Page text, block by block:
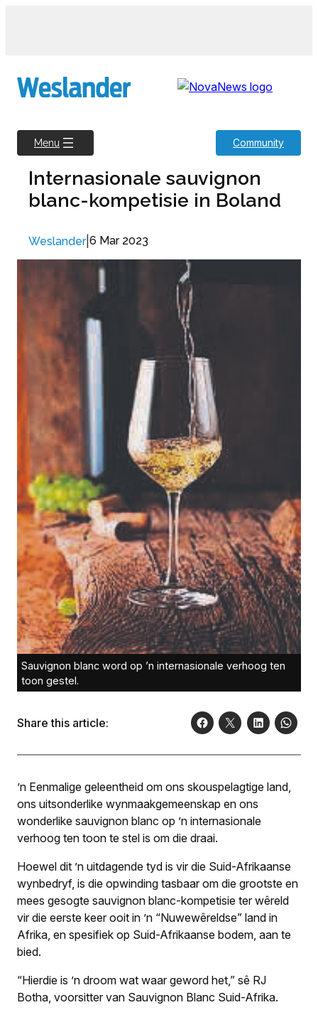
Menu Community
Internasionale sauvignon
blanc-kompetisie in Boland
Weslander| 6 Mar 2023
Sauvignon blanc word op ’n internasionale verhoog ten
toon gestel.
Share this article:
’n Eenmalige geleentheid om ons skouspelagtige land,
ons uitsonderlike wynmaakgemeenskap en ons
wonderlike sauvignon blanc op ’n internasionale
verhoog ten toon te stel is om die draai.
Hoewel dit ’n uitdagende tyd is vir die Suid-Afrikaanse
wynbedryf, is die opwinding tasbaar om die grootste en
mees gesogte sauvignon blanc-kompetisie ter wêreld
vir die eerste keer ooit in ’n “Nuwewêreldse” land in
Afrika, en spesifiek op Suid-Afrikaanse bodem, aan te
bied.
“Hierdie is ’n droom wat waar geword het,” sê RJ
Botha, voorsitter van Sauvignon Blanc Suid-Afrika.